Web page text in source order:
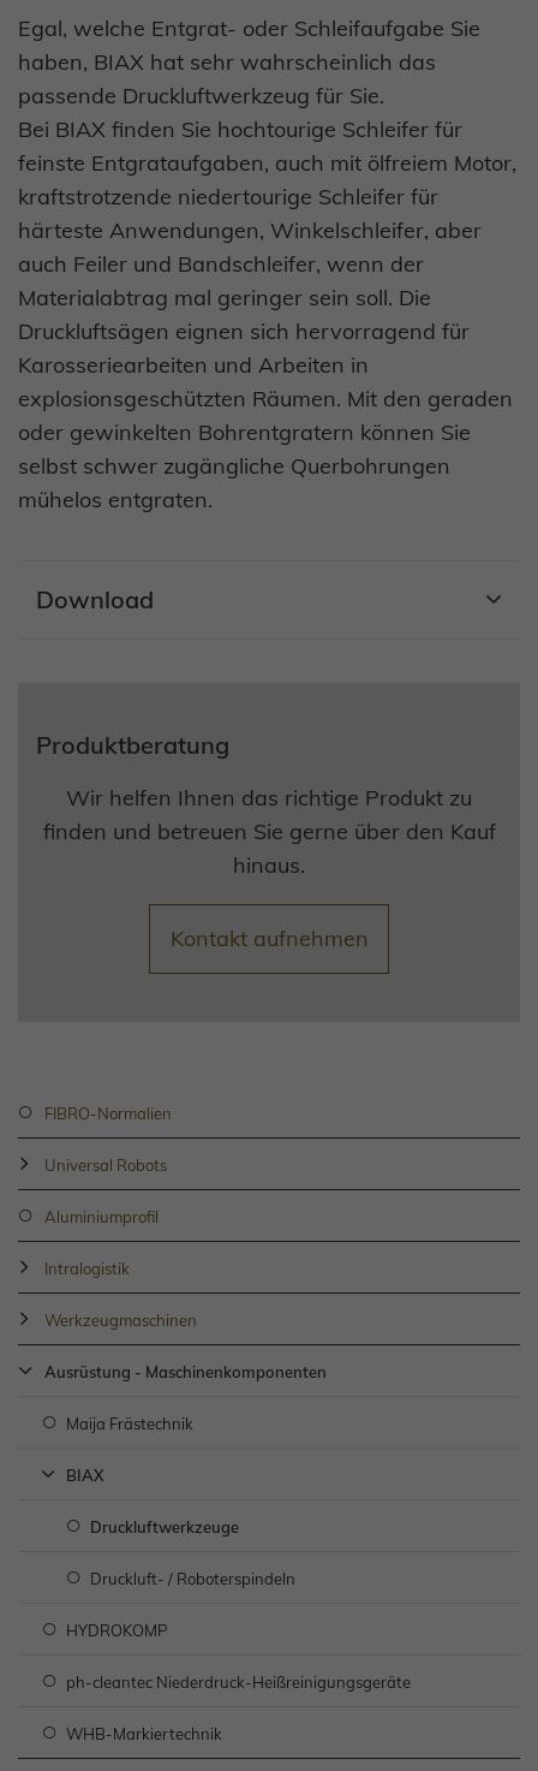
FIBRO-Normalien
Universal Robots
Aluminiumprofil
Intralogistik
Werkzeugmaschinen
Ausrüstung - Maschinenkomponenten
Maija Frästechnik
BIAX
Druckluftwerkzeuge
Druckluft- / Roboterspindeln
HYDROKOMP
ph-cleantec Niederdruck-Heißreinigungsgeräte
WHB-Markiertechnik
Egal, welche Entgrat- oder Schleifaufgabe Sie
haben, BIAX hat sehr wahrscheinlich das
passende Druckluftwerkzeug für Sie.
Bei BIAX finden Sie hochtourige Schleifer für
feinste Entgrataufgaben, auch mit ölfreiem Motor,
kraftstrotzende niedertourige Schleifer für
härteste Anwendungen, Winkelschleifer, aber
auch Feiler und Bandschleifer, wenn der
Materialabtrag mal geringer sein soll. Die
Druckluftsägen eignen sich hervorragend für
Karosseriearbeiten und Arbeiten in
explosionsgeschützten Räumen. Mit den geraden
oder gewinkelten Bohrentgratern können Sie
selbst schwer zugängliche Querbohrungen
mühelos entgraten.
Download
Produktberatung
Wir helfen Ihnen das richtige Produkt zu
finden und betreuen Sie gerne über den Kauf
hinaus.
Kontakt aufnehmen